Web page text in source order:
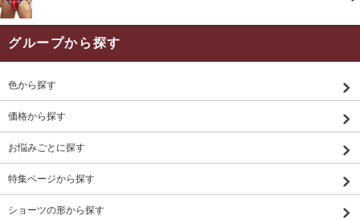
グループから探す
色から探す
価格から探す
お悩みごとに探す
特集ページから探す
ショーツの形から探す